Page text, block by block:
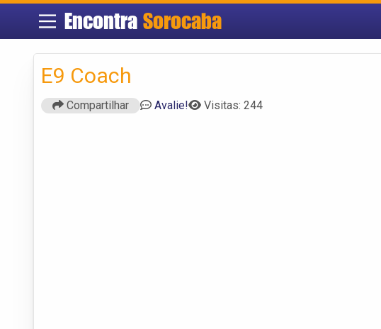
Encontra Sorocaba
E9 Coach
Compartilhar Avalie! Visitas: 244